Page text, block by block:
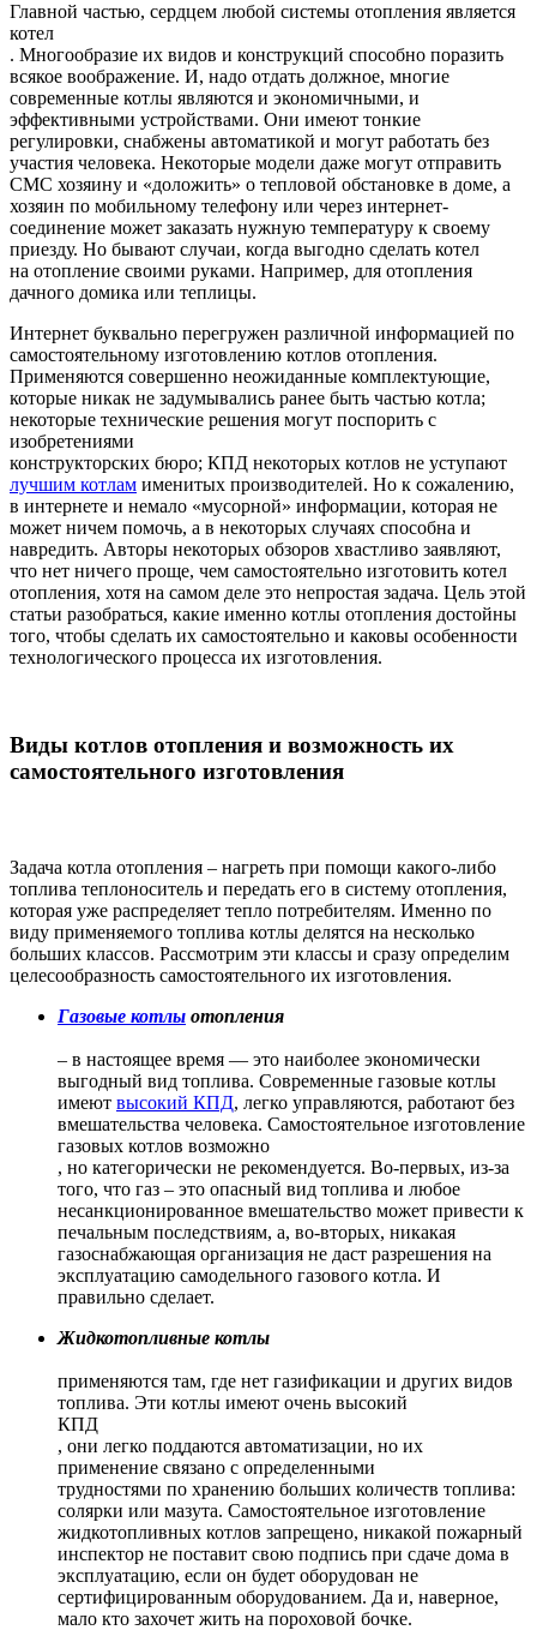
Главной частью, сердцем любой системы отопления является
котел
. Многообразие их видов и конструкций способно поразить
всякое воображение. И, надо отдать должное, многие
современные котлы являются и экономичными, и
эффективными устройствами. Они имеют тонкие
регулировки, снабжены автоматикой и могут работать без
участия человека. Некоторые модели даже могут отправить
СМС хозяину и «доложить» о тепловой обстановке в доме, а
хозяин по мобильному телефону или через интернет-
соединение может заказать нужную температуру к своему
приезду. Но бывают случаи, когда выгодно сделать котел
на отопление своими руками. Например, для отопления
дачного домика или теплицы.
Интернет буквально перегружен различной информацией по
самостоятельному изготовлению котлов отопления.
Применяются совершенно неожиданные комплектующие,
которые никак не задумывались ранее быть частью котла;
некоторые технические решения могут поспорить с
изобретениями
конструкторских бюро; КПД некоторых котлов не уступают
лучшим котлам именитых производителей. Но к сожалению,
в интернете и немало «мусорной» информации, которая не
может ничем помочь, а в некоторых случаях способна и
навредить. Авторы некоторых обзоров хвастливо заявляют,
что нет ничего проще, чем самостоятельно изготовить котел
отопления, хотя на самом деле это непростая задача. Цель этой
статьи разобраться, какие именно котлы отопления достойны
того, чтобы сделать их самостоятельно и каковы особенности
технологического процесса их изготовления.
Виды котлов отопления и возможность их
самостоятельного изготовления
Задача котла отопления – нагреть при помощи какого-либо
топлива теплоноситель и передать его в систему отопления,
которая уже распределяет тепло потребителям. Именно по
виду применяемого топлива котлы делятся на несколько
больших классов. Рассмотрим эти классы и сразу определим
целесообразность самостоятельного их изготовления.
Газовые котлы отопления
– в настоящее время — это наиболее экономически
выгодный вид топлива. Современные газовые котлы
имеют высокий КПД, легко управляются, работают без
вмешательства человека. Самостоятельное изготовление
газовых котлов возможно
, но категорически не рекомендуется. Во-первых, из-за
того, что газ – это опасный вид топлива и любое
несанкционированное вмешательство может привести к
печальным последствиям, а, во-вторых, никакая
газоснабжающая организация не даст разрешения на
эксплуатацию самодельного газового котла. И
правильно сделает.
Жидкотопливные котлы
применяются там, где нет газификации и других видов
топлива. Эти котлы имеют очень высокий
КПД
, они легко поддаются автоматизации, но их
применение связано с определенными
трудностями по хранению больших количеств топлива:
солярки или мазута. Самостоятельное изготовление
жидкотопливных котлов запрещено, никакой пожарный
инспектор не поставит свою подпись при сдаче дома в
эксплуатацию, если он будет оборудован не
сертифицированным оборудованием. Да и, наверное,
мало кто захочет жить на пороховой бочке.